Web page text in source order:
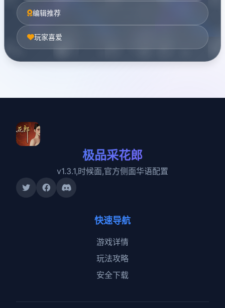
编辑推荐
玩家喜爱
极品采花郎
v1.3.1,时候面,官方侧面华语配置
快速导航
游戏详情
玩法攻略
安全下载